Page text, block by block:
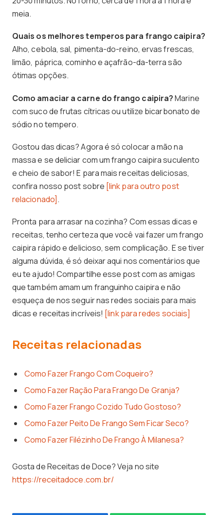
meia.
Quais os melhores temperos para frango caipira?
Alho, cebola, sal, pimenta-do-reino, ervas frescas,
limão, páprica, cominho e açafrão-da-terra são
ótimas opções.
Como amaciar a carne do frango caipira?Marine
com suco de frutas cítricas ou utilize bicarbonato de
sódio no tempero.
Gostou das dicas? Agora é só colocar a mão na
massa e se deliciar com um frango caipira suculento
e cheio de sabor! E para mais receitas deliciosas,
confira nosso post sobre [link para outro post
relacionado].
Pronta para arrasar na cozinha? Com essas dicas e
receitas, tenho certeza que você vai fazer um frango
caipira rápido e delicioso, sem complicação. E se tiver
alguma dúvida, é só deixar aqui nos comentários que
eu te ajudo! Compartilhe esse post com as amigas
que também amam um franguinho caipira e não
esqueça de nos seguir nas redes sociais para mais
dicas e receitas incríveis! [link para redes sociais]
Receitas relacionadas
Como Fazer Frango Com Coqueiro?
Como Fazer Ração Para Frango De Granja?
Como Fazer Frango Cozido Tudo Gostoso?
Como Fazer Peito De Frango Sem Ficar Seco?
Como Fazer Filézinho De Frango À Milanesa?
Gosta de Receitas de Doce? Veja no site
https://receitadoce.com.br/